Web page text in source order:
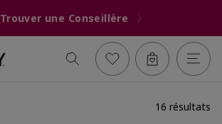
Trouver une Conseillère
16 résultats